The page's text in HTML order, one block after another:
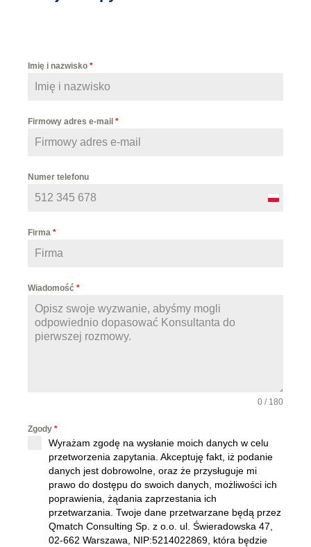
Imię i nazwisko *
Firmowy adres e-mail *
Numer telefonu
P
Firma *
Wiadomość *
0 / 180
Zgody *
Wyrażam zgodę na wysłanie moich danych w celu
przetworzenia zapytania. Akceptuję fakt, iż podanie
danych jest dobrowolne, oraz że przysługuje mi
prawo do dostępu do swoich danych, możliwości ich
poprawienia, żądania zaprzestania ich
przetwarzania. Twoje dane przetwarzane będą przez
Qmatch Consulting Sp. z o.o. ul. Świeradowska 47,
02-662 Warszawa , NIP:5214022869, która będzie